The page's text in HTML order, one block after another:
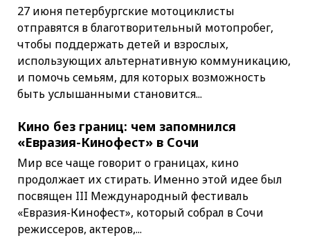
27 июня петербургские мотоциклисты
отправятся в благотворительный мотопробег,
чтобы поддержать детей и взрослых,
использующих альтернативную коммуникацию,
и помочь семьям, для которых возможность
быть услышанными становится...
Кино без границ: чем запомнился
«Евразия-Кинофест» в Сочи
Мир все чаще говорит о границах, кино
продолжает их стирать. Именно этой идее был
посвящен III Международный фестиваль
«Евразия-Кинофест», который собрал в Сочи
режиссеров, актеров,...